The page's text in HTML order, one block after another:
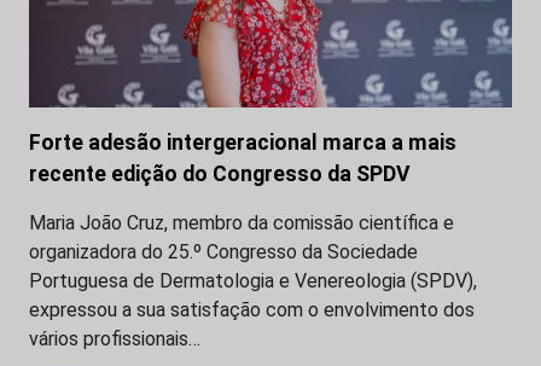
Forte adesão intergeracional marca a mais
recente edição do Congresso da SPDV
Maria João Cruz, membro da comissão científica e
organizadora do 25.º Congresso da Sociedade
Portuguesa de Dermatologia e Venereologia (SPDV),
expressou a sua satisfação com o envolvimento dos
vários profissionais…